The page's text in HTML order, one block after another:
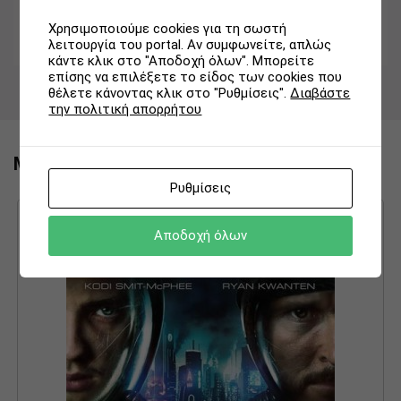
Μπορεί να σας ενδιαφέρει ακομα:
Χρησιμοποιούμε cookies για τη σωστή
λειτουργία του portal. Αν συμφωνείτε, απλώς
κάντε κλικ στο "Αποδοχή όλων". Μπορείτε
επίσης να επιλέξετε το είδος των cookies που
θέλετε κάνοντας κλικ στο "Ρυθμίσεις".Διαβάστε
την πολιτική απορρήτου
Ρυθμίσεις
Αποδοχή όλων